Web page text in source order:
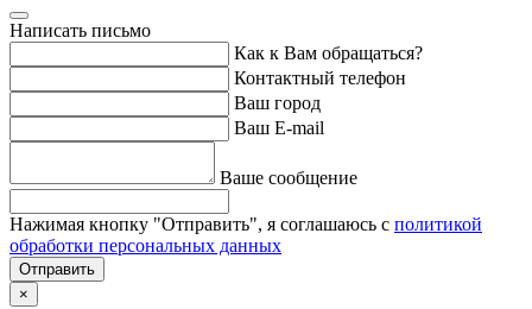
Написать письмо
Как к Вам обращаться?
Контактный телефон
Ваш город
Ваш E-mail
Ваше сообщение
Нажимая кнопку "Отправить", я соглашаюсь с политикой
обработки персональных данных
Отправить
×